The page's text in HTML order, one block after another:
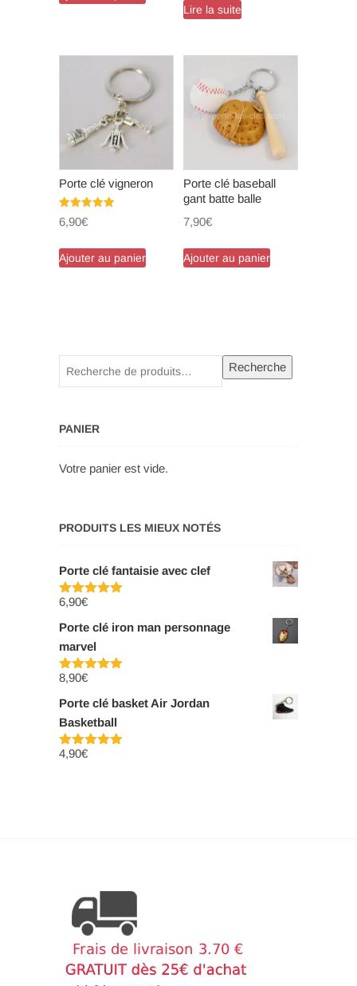
Lire la suite
Porte clé vigneron
Note
5.00
6,90€
Ajouter au panier
Porte clé baseball
gant batte balle
7,90€
Ajouter au panier
Recherche
pour :
Recherche
PANIER
Votre panier est vide.
PRODUITS LES MIEUX NOTÉS
Porte clé fantaisie avec clef
Note
6,90€
Porte clé iron man personnage
marvel
Note
8,90€
Porte clé basket Air Jordan
Basketball
Note
4,90€